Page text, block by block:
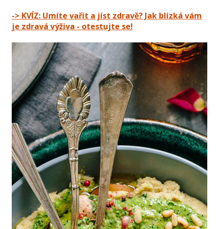
-> KVÍZ: Umíte vařit a jíst zdravě? Jak blízká vám
je zdravá výživa - otestujte se!